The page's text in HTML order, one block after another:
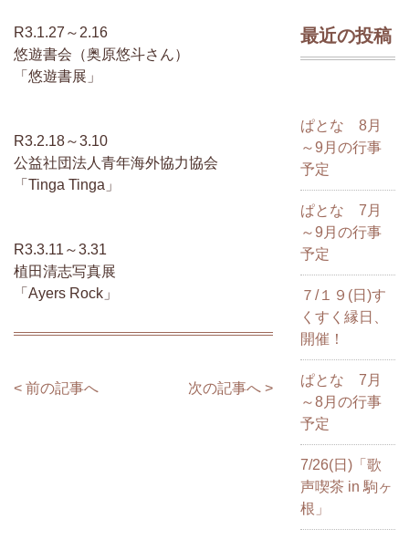
R3.1.27～2.16
悠遊書会（奥原悠斗さん）
「悠遊書展」
R3.2.18～3.10
公益社団法人青年海外協力協会
「Tinga Tinga」
R3.3.11～3.31
植田清志写真展
「Ayers Rock」
< 前の記事へ 次の記事へ >
最近の投稿
ぱとな 8月
～9月の行事
予定
ぱとな 7月
～9月の行事
予定
７/１９(日)す
くすく縁日、
開催！
ぱとな 7月
～8月の行事
予定
7/26(日)「歌
声喫茶 in 駒ヶ
根」